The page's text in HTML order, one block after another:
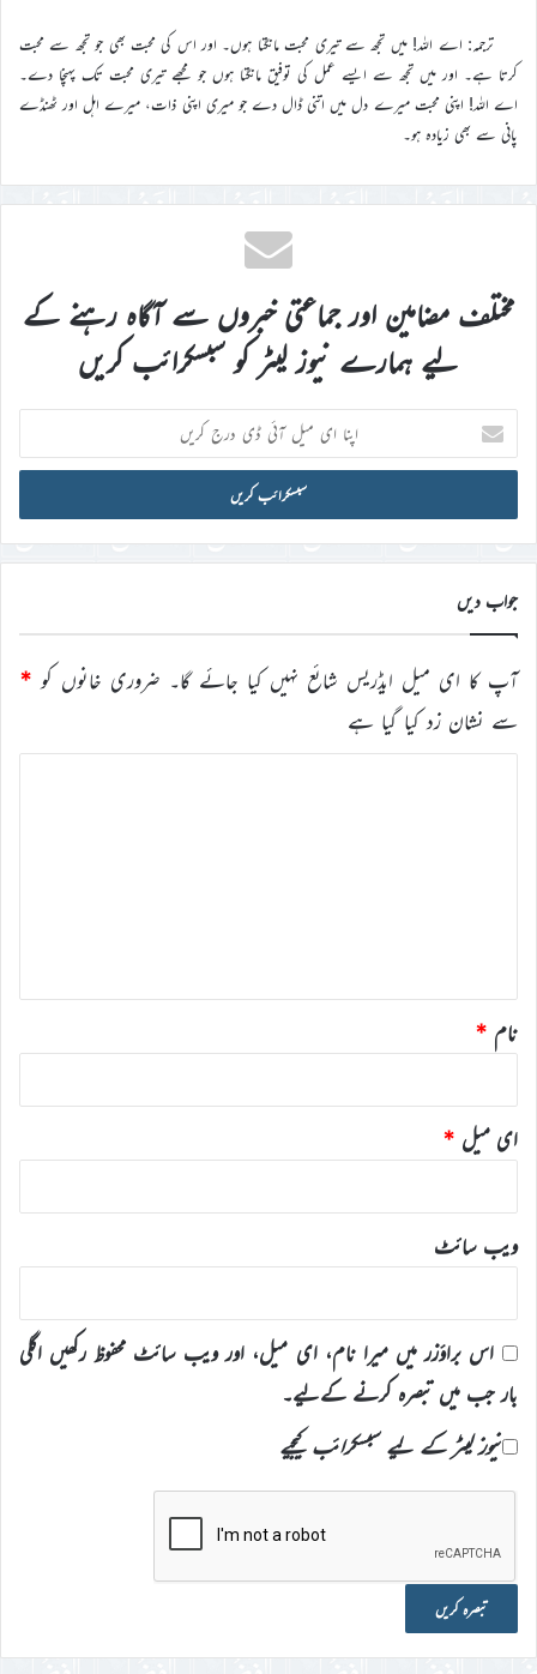
ترجمہ: اے اللہ! میں تجھ سے تیری محبت مانگتا ہوں۔ اور اس کی محبت بھی جو تجھ سے محبت
کرتا ہے۔ اور میں تجھ سے ایسے عمل کی توفیق مانگتا ہوں جو مجھے تیری محبت تک پہنچا دے۔
اے اللہ! اپنی محبت میرے دل میں اتنی ڈال دے جو میری اپنی ذات، میرے اہل اور ٹھنڈے
پانی سے بھی زیادہ ہو۔
مختلف مضامین اور جماعتی خبروں سے آگاہ رہنے کے
لیے ہمارے نیوز لیٹر کو سبسکرائب کریں
اپنا
ای
میل
ڈی
درج
کریں
جواب دیں
آپ کا ای میل ایڈریس شائع نہیں کیا جائے گا۔ ضروری خانوں کو *
سے نشان زد کیا گیا ہے
نام *
ای میل *
ویب‌ سائٹ
اس براؤزر میں میرا نام، ای میل، اور ویب سائٹ محفوظ رکھیں اگلی
بار جب میں تبصرہ کرنے کےلیے۔
نیوز لیٹر کے لیے سبسکرائب کیجیے